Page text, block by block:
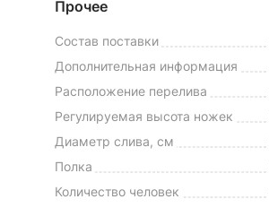
Прочее
Состав поставки
Дополнительная информация
Расположение перелива
Регулируемая высота ножек
Диаметр слива, см
Полка
Количество человек